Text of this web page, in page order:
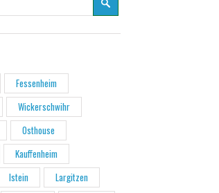
Fessenheim
Wickerschwihr
Osthouse
Kauffenheim
Istein
Largitzen